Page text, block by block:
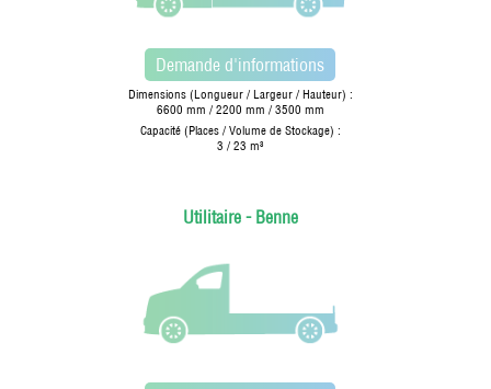
Demande d'informations
Dimensions (Longueur / Largeur / Hauteur) :
6600 mm / 2200 mm / 3500 mm
Capacité (Places / Volume de Stockage) :
3 / 23 m³
Utilitaire - Benne